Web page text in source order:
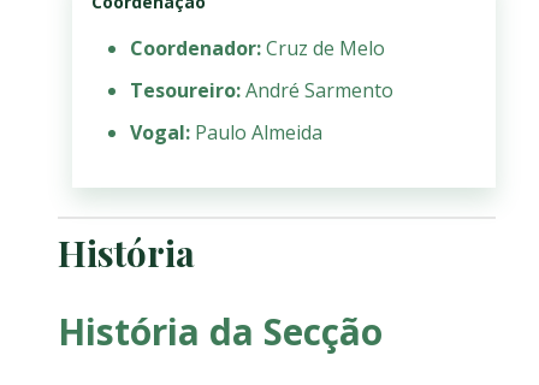
Coordenador:Cruz de Melo
Tesoureiro:André Sarmento
Vogal: Paulo Almeida
História
História da Secção